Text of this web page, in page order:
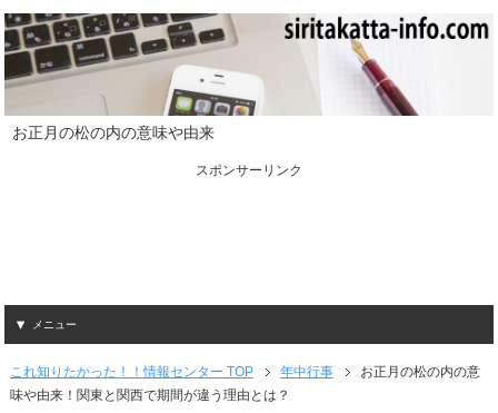
お正月の松の内の意味や由来
スポンサーリンク
メニュー
これ知りたかった！！情報センター TOP 年中行事
お正月の松の内の意
味や由来！関東と関西で期間が違う理由とは？